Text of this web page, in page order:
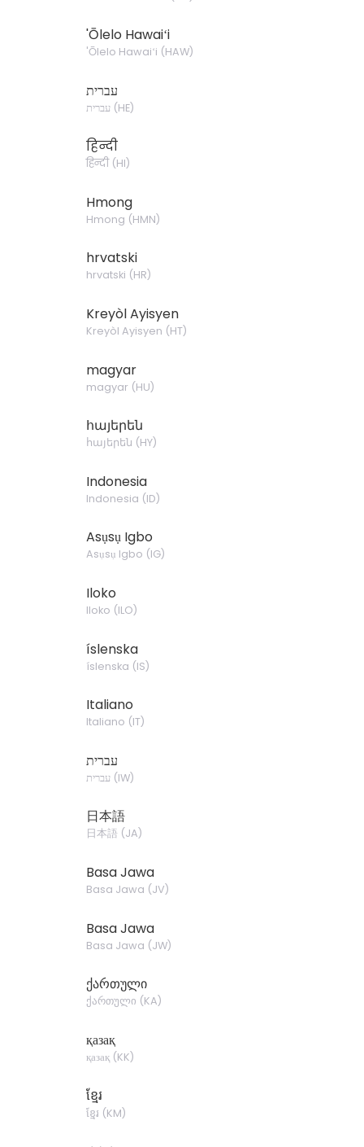
'Ōlelo Hawaiʻi
'Ōlelo Hawaiʻi (HAW)
עברית
עברית(HE)
हिन्दी
हिन्दी(HI)
Hmong
Hmong (HMN)
hrvatski
hrvatski (HR)
Kreyòl Ayisyen
Kreyòl Ayisyen (HT)
magyar
magyar (HU)
հայերեն
հայերեն (HY)
Indonesia
Indonesia (ID)
Asụsụ Igbo
Asụsụ Igbo (IG)
Iloko
Iloko (ILO)
íslenska
íslenska (IS)
Italiano
Italiano (IT)
עברית
עברית(IW)
日本語
日本語(JA)
Basa Jawa
Basa Jawa (JV)
Basa Jawa
Basa Jawa (JW)
ქართული
ქართული (KA)
қазақ
қазақ(KK)
ខ្មែរ
ខ្មែរ (KM)